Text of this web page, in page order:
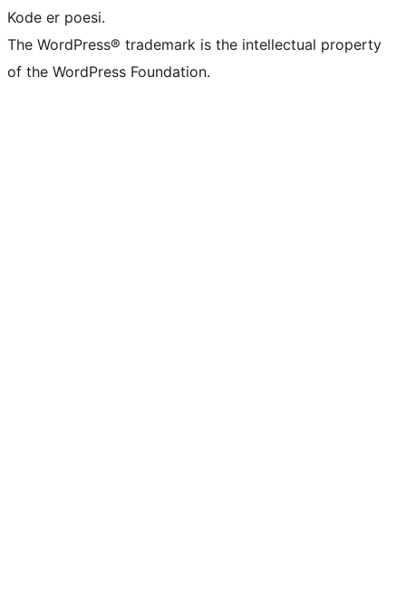
Kode er poesi.
The WordPress® trademark is the intellectual property
of the WordPress Foundation.